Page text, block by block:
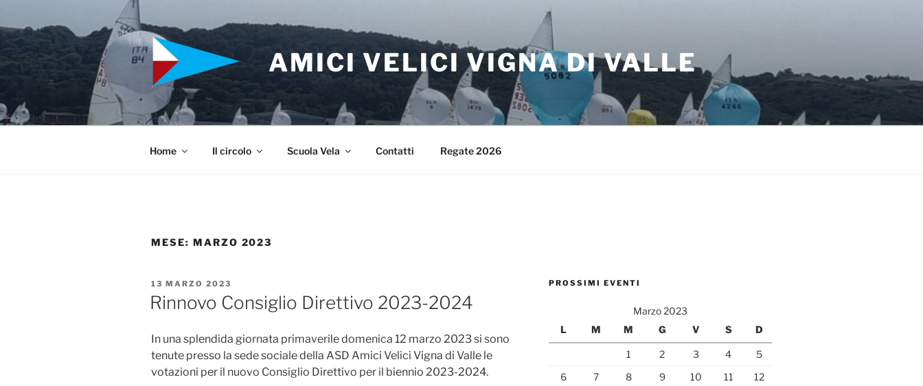
al
contenuto
AMICI VELICI VIGNA DI VALLE
Home Il circolo Scuola Vela Contatti Regate 2026
MESE: MARZO 2023
PUBBLICATO
IL
13 MARZO 2023
Rinnovo Consiglio Direttivo 2023-2024
In una splendida giornata primaverile domenica 12 marzo 2023 si sono
tenute presso la sede sociale della ASD Amici Velici Vigna di Valle le
votazioni per il nuovo Consiglio Direttivo per il biennio 2023-2024.
PROSSIMI EVENTI
Marzo 2023
L
M M G V S D
1 2 3 4
5
6
7 8 9 10 11
12